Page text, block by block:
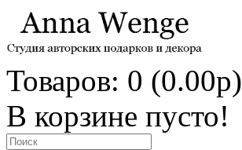
Товаров: 0 (0.00p)
В корзине пусто!